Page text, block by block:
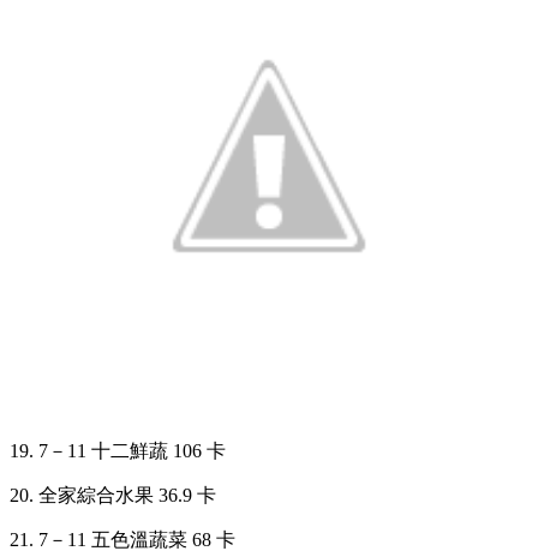
19. 7 － 11 十二鮮蔬 106 卡
20. 全家綜合水果 36.9 卡
21. 7 － 11 五色溫蔬菜 68 卡